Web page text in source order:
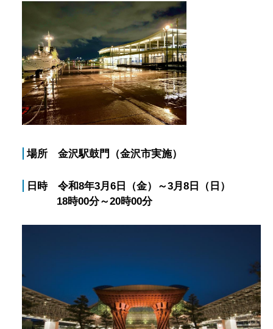
場所 金沢駅鼓門（金沢市実施）
日時 令和8年3月6日（金）～3月8日（日）
18時00分～20時00分